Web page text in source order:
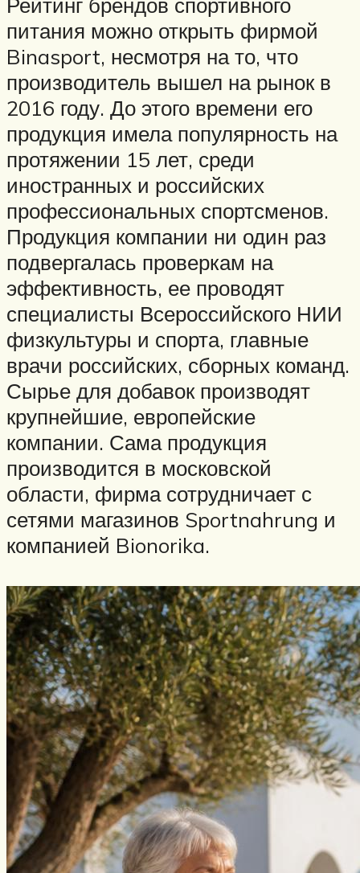
питания можно открыть фирмой
Binasport, несмотря на то, что
производитель вышел на рынок в
2016 году. До этого времени его
продукция имела популярность на
протяжении 15 лет, среди
иностранных и российских
профессиональных спортсменов.
Продукция компании ни один раз
подвергалась проверкам на
эффективность, ее проводят
специалисты Всероссийского НИИ
физкультуры и спорта, главные
врачи российских, сборных команд.
Сырье для добавок производят
крупнейшие, европейские
компании. Сама продукция
производится в московской
области, фирма сотрудничает с
сетями магазинов Sportnahrung и
компанией Bionorika.